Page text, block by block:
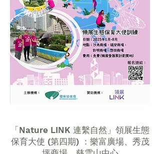
「Nature LINK 連繫自然」領展生態
保育大使 (第四期) ：樂富廣場、秀茂